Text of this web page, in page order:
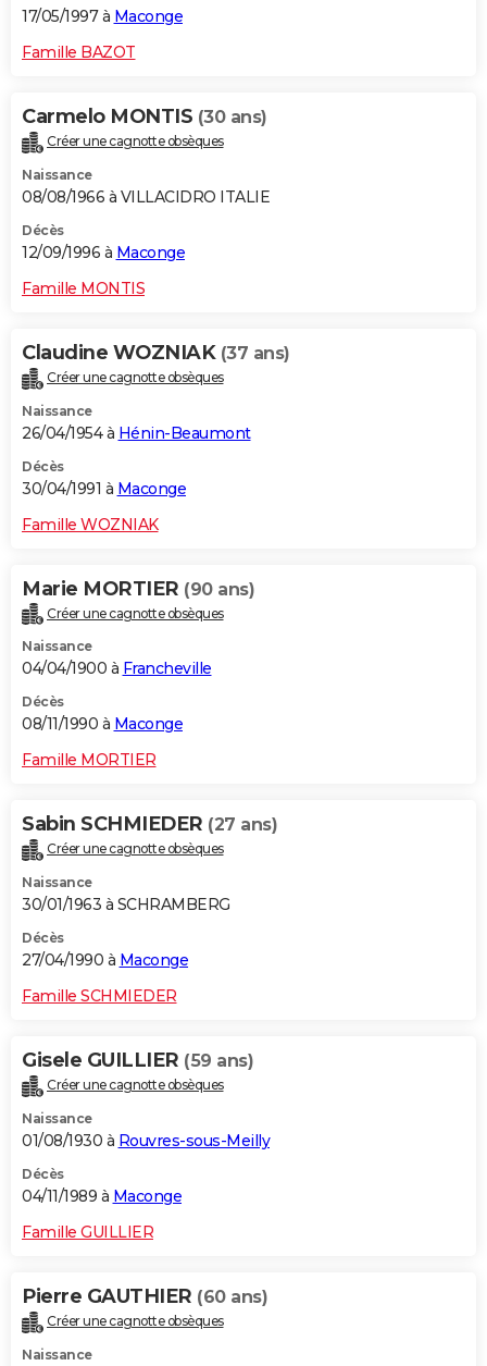
17/05/1997 à Maconge
Famille BAZOT
Carmelo MONTIS (30 ans)
Créer une cagnotte obsèques
Naissance
08/08/1966 à VILLACIDRO ITALIE
Décès
12/09/1996 à Maconge
Famille MONTIS
Claudine WOZNIAK (37 ans)
Créer une cagnotte obsèques
Naissance
26/04/1954 à Hénin-Beaumont
Décès
30/04/1991 à Maconge
Famille WOZNIAK
Marie MORTIER (90 ans)
Créer une cagnotte obsèques
Naissance
04/04/1900 à Francheville
Décès
08/11/1990 à Maconge
Famille MORTIER
Sabin SCHMIEDER (27 ans)
Créer une cagnotte obsèques
Naissance
30/01/1963 à SCHRAMBERG
Décès
27/04/1990 à Maconge
Famille SCHMIEDER
Gisele GUILLIER (59 ans)
Créer une cagnotte obsèques
Naissance
01/08/1930 à Rouvres-sous-Meilly
Décès
04/11/1989 à Maconge
Famille GUILLIER
Pierre GAUTHIER (60 ans)
Créer une cagnotte obsèques
Naissance